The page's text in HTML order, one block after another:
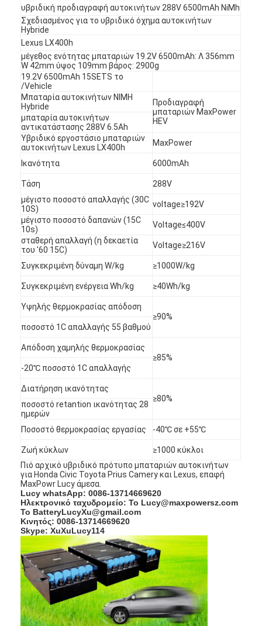
Σπίτι
Περίπου εμείς
Γύρος εργοστασίων
Ποιοτικός έλεγχος
Μας ελάτε σε επαφή με
Ειδήσεις
Συνομιλία τώρα
υβριδική προδιαγραφή αυτοκινήτων 288V 6500mAh NiMh
Σχεδιασμένος για το υβριδικό όχημα αυτοκινήτων
Hybride
Lexus LX400h
μέγεθος ενότητας μπαταριών 19.2V 6500mAh: Λ 356mm
W 42mm ύψος 109mm βάρος: 2900g
19.2V 6500mAh 15SETS το
/Vehicle
Μπαταρία αυτοκινήτων NIMH
Hybride
Προδιαγραφή
μπαταριών MaxPower
HEV
μπαταρία αυτοκινήτων
αντικατάστασης 288V 6.5Ah
Υβριδικό εργοστάσιο μπαταριών
αυτοκινήτων Lexus LX400h
MaxPower
Ικανότητα 6000mAh
Τάση
288V
μέγιστο ποσοστό απαλλαγής (30C
10S)
voltage≥192V
μέγιστο ποσοστό δαπανών (15C
10s)
Voltage≤400V
σταθερή απαλλαγή (η δεκαετία
του '60 15C)
Voltage≥216V
Συγκεκριμένη δύναμη W/kg ≥1000W/kg
Συγκεκριμένη ενέργεια Wh/kg ≥40Wh/kg
Υψηλής θερμοκρασίας απόδοση
≥90%
ποσοστό 1C απαλλαγής 55 βαθμού
Απόδοση χαμηλής θερμοκρασίας
≥85%
-20℃ ποσοστό 1C απαλλαγής
Διατήρηση ικανότητας
≥80%
ποσοστό retantion ικανότητας 28
ημερών
Ποσοστό θερμοκρασίας εργασίας
-40℃ σε +55℃
Ζωή κύκλων
≥1000 κύκλοι
Πιό αρχικό υβριδικό πρότυπο μπαταριών αυτοκινήτων
για Honda Civic Toyota Prius Camery και Lexus, επαφή
MaxPowr Lucy άμεσα.
Lucy whatsApp: 0086-13714669620
Ηλεκτρονικό ταχυδρομείο: Το Lucy@maxpowersz.com
Το BatteryLucyXu@gmail.com
Κινητός: 0086-13714669620
Skype: XuXuLucy114